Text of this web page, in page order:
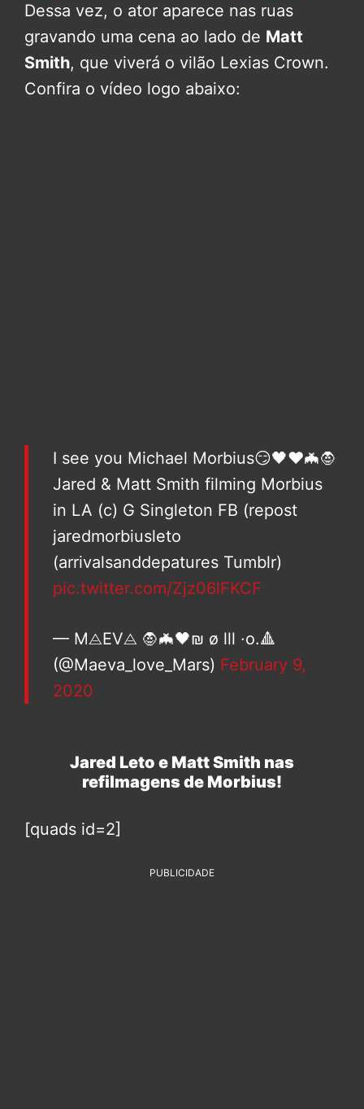
Dessa vez, o ator aparece nas ruas
gravando uma cena ao lado de Matt
Smith, que viverá o vilão Lexias Crown.
Confira o vídeo logo abaixo:
I see you Michael Morbius😏🖤❤️🦇🧛
Jared & Matt Smith filming Morbius
in LA (c) G Singleton FB (repost
jaredmorbiusleto
(arrivalsanddepatures Tumblr)
pic.twitter.com/Zjz06lFKCF
— M⨺EV⨺ 🧛🦇🖤₪ ø lll ·o.🔺
(@Maeva_love_Mars) February 9,
2020
Jared Leto e Matt Smith nas
refilmagens de Morbius!
[quads id=2]
PUBLICIDADE